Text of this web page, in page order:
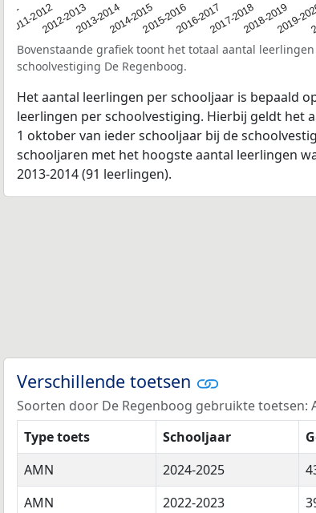
2011-20122012-20132013-20142014-20152015-20162016-20172017-20182018-20192019-
Bovenstaande grafiek toont het totaal aantal
schoolvestiging De Regenboog.
Het aantal leerlingen per schooljaar is bepaald
leerlingen per schoolvestiging. Hierbij geldt het
1 oktober van ieder schooljaar bij de
schooljaren met het hoogste aantal leerlingen
2013-2014 (91 leerlingen).
Verschillende toetsen
Soorten door De Regenboog gebruikte toetsen:
Type toets
Schooljaar
AMN
2024-2025
AMN
2022-2023